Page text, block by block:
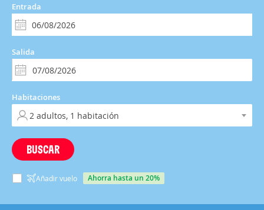
Entrada
Salida
Habitaciones
BUSCAR
Añadir vuelo ahorra hasta un 20%